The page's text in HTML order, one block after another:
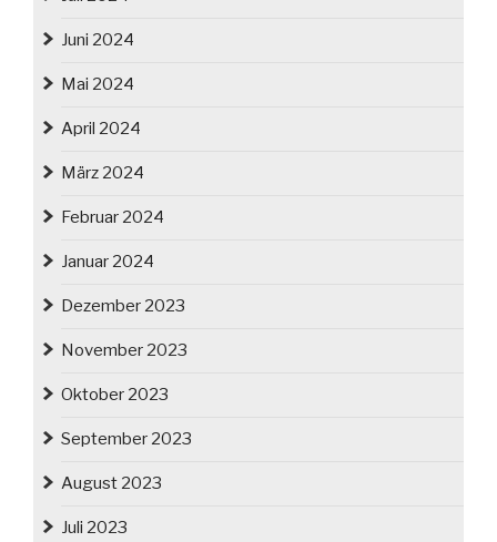
Juni 2024
Mai 2024
April 2024
März 2024
Februar 2024
Januar 2024
Dezember 2023
November 2023
Oktober 2023
September 2023
August 2023
Juli 2023